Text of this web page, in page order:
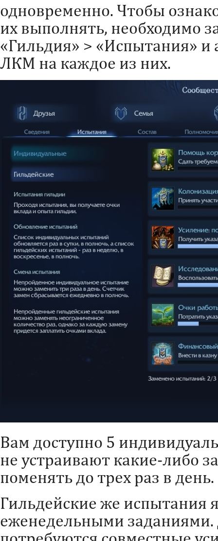
одновременно. Чтобы
их выполнять, необходимо
«Гильдия» > «Испытания» и
ЛКМ на каждое из них.
Вам доступно 5
не устраивают какие-либо
поменять до трех раз в день.
Гильдейские же испытания
еженедельными